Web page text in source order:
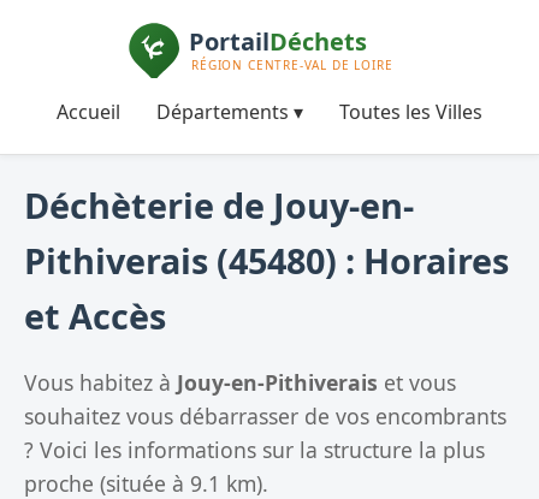
Accueil Départements ▾ Toutes les Villes
Déchèterie de Jouy-en-
Pithiverais (45480) : Horaires
et Accès
Vous habitez à Jouy-en-Pithiverais et vous
souhaitez vous débarrasser de vos encombrants
? Voici les informations sur la structure la plus
proche (située à 9.1 km).